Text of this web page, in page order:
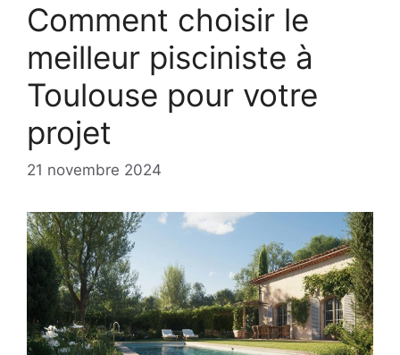
Comment choisir le
meilleur pisciniste à
Toulouse pour votre
projet
21 novembre 2024